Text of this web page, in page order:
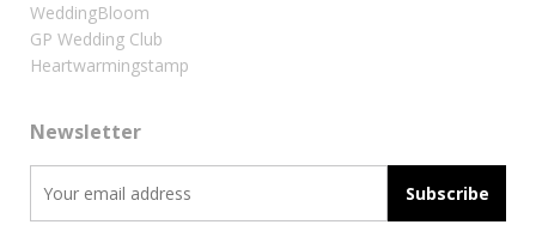
WeddingBloom
GP Wedding Club
Heartwarmingstamp
Newsletter